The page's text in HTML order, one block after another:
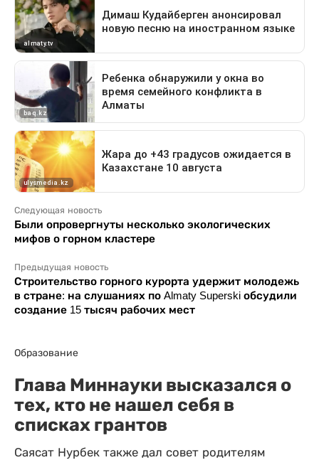
Следующая новость
Были опровергнуты несколько экологических
мифов о горном кластере
Предыдущая новость
Строительство горного курорта удержит молодежь
в стране: на слушаниях по Almaty Superski обсудили
создание 15 тысяч рабочих мест
Образование
Глава Миннауки высказался о
тех, кто не нашел себя в
списках грантов
Саясат Нурбек также дал совет родителям